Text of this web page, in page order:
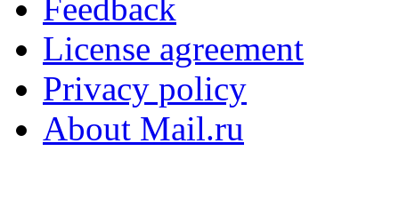
Feedback
License agreement
Privacy policy
About Mail.ru